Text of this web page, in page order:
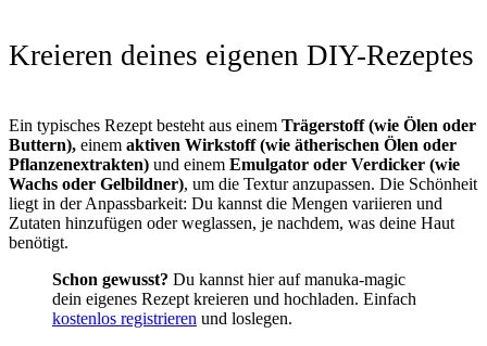
Kreieren deines eigenen DIY-Rezeptes
Ein typisches Rezept besteht aus einem Trägerstoff (wie Ölen oder
Buttern), einem aktiven Wirkstoff (wie ätherischen Ölen oder
Pflanzenextrakten) und einem Emulgator oder Verdicker (wie
Wachs oder Gelbildner), um die Textur anzupassen. Die Schönheit
liegt in der Anpassbarkeit: Du kannst die Mengen variieren und
Zutaten hinzufügen oder weglassen, je nachdem, was deine Haut
benötigt.
Schon gewusst? Du kannst hier auf manuka-magic
dein eigenes Rezept kreieren und hochladen. Einfach
kostenlos registrieren und loslegen.